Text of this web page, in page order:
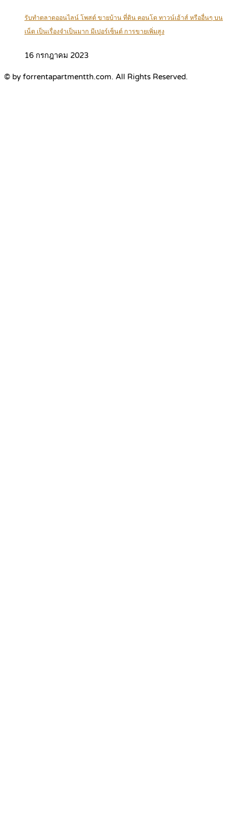
รับทำตลาดออนไลน์ โพสต์ ขายบ้าน ที่ดิน คอนโด ทาวน์เฮ้าส์ หรืออื่นๆ บน
เน็ต เป็นเรื่องจำเป็นมาก มีเปอร์เซ็นต์ การขายเพิ่มสูง
16 กรกฎาคม 2023
© by forrentapartmentth.com. All Rights Reserved.